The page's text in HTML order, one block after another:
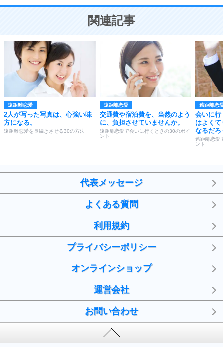
ことが大切。
関連記事
遠距離恋愛
2人が写った写真は、心強い味
方になる。
遠距離恋愛を長続きさせる30の方法
遠距離恋愛
交通費や宿泊費を、当然のよう
に、負担させていませんか。
遠距離恋愛で会いに行くときの30のポイ
ント
遠距離恋
会いに行
はよく
なるだろ
遠距離恋愛
ント
代表メッセージ
よくある質問
利用規約
プライバシーポリシー
オンラインショップ
運営会社
お問い合わせ